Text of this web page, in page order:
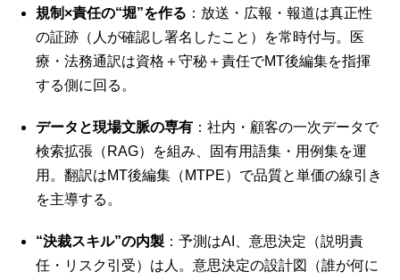
規制×責任の“堀”を作る ：放送・広報・報道は真正性
の証跡（人が確認し署名したこと）を常時付与。医
療・法務通訳は資格＋守秘＋責任でMT後編集を指揮
する側に回る。
データと現場文脈の専有 ：社内・顧客の一次データで
検索拡張（RAG）を組み、固有用語集・用例集を運
用。翻訳はMT後編集（MTPE）で品質と単価の線引き
を主導する。
“決裁スキル”の内製 ：予測はAI、意思決定（説明責
任・リスク引受）は人。意思決定の設計図（誰が何に